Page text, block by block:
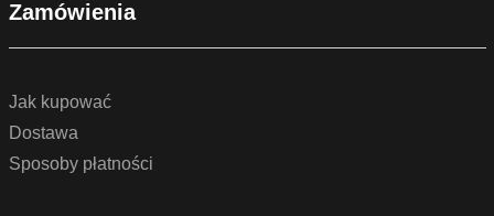
Zamówienia
Jak kupować
Dostawa
Sposoby płatności